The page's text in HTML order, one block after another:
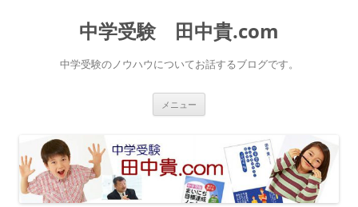
中学受験 田中貴.com
中学受験のノウハウについてお話するブログです。
メニュー
ス
キ
ッ
プ